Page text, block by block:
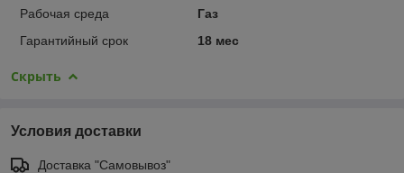
Рабочая среда
Газ
Гарантийный срок
18 мес
Скрыть
Условия доставки
Доставка "Самовывоз"